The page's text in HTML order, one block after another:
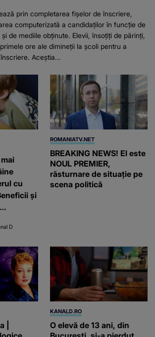
prin completarea fișelor de înscriere,
computerizată a candidaților în funcție de
de mediile obținute. Elevii, însoțiți de părinți,
ore ale dimineții la școli pentru a
Aceștia...
cu
și
D
ROMANIATV.NET
BREAKING NEWS! El este
NOUL PREMIER,
răsturnare de situație pe
scena politică
|
KANALD.RO
O elevă de 13 ani, din